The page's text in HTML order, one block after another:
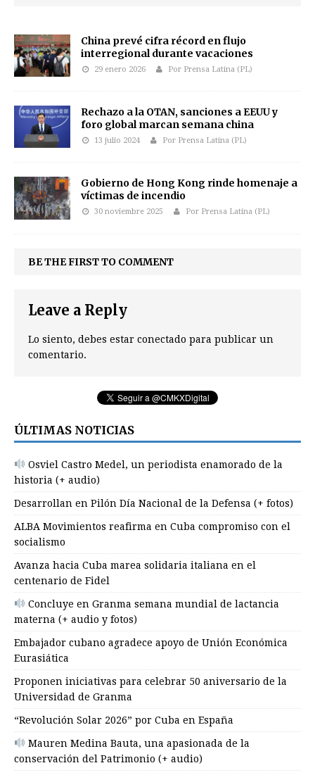
China prevé cifra récord en flujo
interregional durante vacaciones
29 enero 2026 Por Prensa Latina (PL)
Rechazo a la OTAN, sanciones a EEUU y
foro global marcan semana china
13 julio 2024 Por Prensa Latina (PL)
Gobierno de Hong Kong rinde homenaje a
víctimas de incendio
30 noviembre 2025 Por Prensa Latina (PL)
BE THE FIRST TO COMMENT
Leave a Reply
Lo siento, debes estar conectado para publicar un
comentario.
ÚLTIMAS NOTICIAS
Osviel Castro Medel, un periodista enamorado de la
historia (+ audio)
Desarrollan en Pilón Día Nacional de la Defensa (+ fotos)
ALBA Movimientos reafirma en Cuba compromiso con el
socialismo
Avanza hacia Cuba marea solidaria italiana en el
centenario de Fidel
Concluye en Granma semana mundial de lactancia
materna (+ audio y fotos)
Embajador cubano agradece apoyo de Unión Económica
Eurasiática
Proponen iniciativas para celebrar 50 aniversario de la
Universidad de Granma
“Revolución Solar 2026” por Cuba en España
Mauren Medina Bauta, una apasionada de la
conservación del Patrimonio (+ audio)